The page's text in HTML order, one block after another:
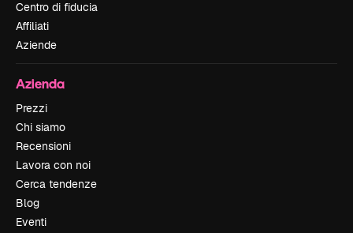
Centro di fiducia
Affiliati
Aziende
Azienda
Prezzi
Chi siamo
Recensioni
Lavora con noi
Cerca tendenze
Blog
Eventi